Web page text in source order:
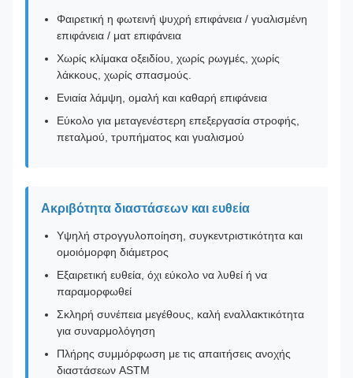
Φαιρετική η φωτεινή ψυχρή επιφάνεια / γυαλισμένη
επιφάνεια / ματ επιφάνεια
Χωρίς κλίμακα οξειδίου, χωρίς ρωγμές, χωρίς
λάκκους, χωρίς σπασμούς.
Ενιαία λάμψη, ομαλή και καθαρή επιφάνεια
Εύκολο για μεταγενέστερη επεξεργασία στροφής,
πεταλμού, τρυπήματος και γυαλισμού
Ακριβότητα διαστάσεων και ευθεία
Υψηλή στρογγυλοποίηση, συγκεντριστικότητα και
ομοιόμορφη διάμετρος
Εξαιρετική ευθεία, όχι εύκολο να λυθεί ή να
παραμορφωθεί
Σκληρή συνέπεια μεγέθους, καλή εναλλακτικότητα
για συναρμολόγηση
Πλήρης συμμόρφωση με τις απαιτήσεις ανοχής
διαστάσεων ASTM